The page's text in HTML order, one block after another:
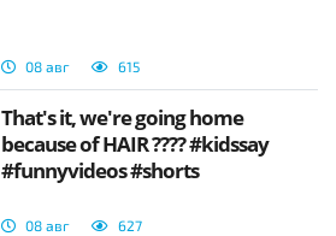
08 авг 615
That's it, we're going home
because of HAIR ???? #kidssay
#funnyvideos #shorts
08 авг 627